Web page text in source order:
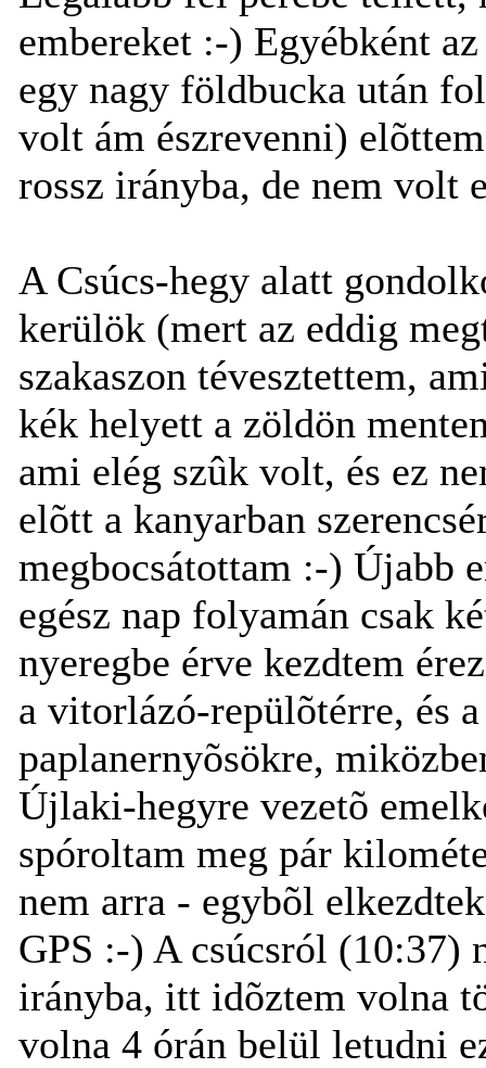
embereket :-) Egyébként
egy nagy földbucka után
volt ám észrevenni)
rossz irányba, de nem volt
A Csúcs-hegy alatt
kerülök (mert az eddig
szakaszon tévesztettem,
kék helyett a zöldön
ami elég szûk volt, és ez
elõtt a kanyarban
megbocsátottam :-) Újabb
egész nap folyamán csak
nyeregbe érve kezdtem
a vitorlázó-repülõtérre, és
paplanernyõsökre,
Újlaki-hegyre vezetõ
spóroltam meg pár
nem arra - egybõl
GPS :-) A csúcsról (10:37)
irányba, itt idõztem volna
volna 4 órán belül letudni